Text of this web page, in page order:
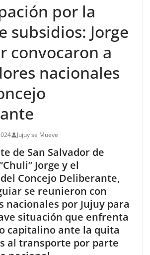
por la
subsidios: Jorge
convocaron a
nacionales
Jujuy se Mueve
de San Salvador de
Jorge y el
Concejo Deliberante,
se reunieron con
nacionales por Jujuy para
situación que enfrenta
capitalino ante la quita
al transporte por parte